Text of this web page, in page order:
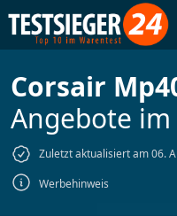
Corsair
Angebote
Zuletzt aktualisiert am 06.
Werbehinweis